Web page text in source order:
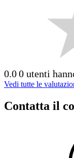
0.00 utenti
Vedi tutte le
Contatta il